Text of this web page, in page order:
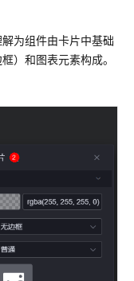
为组件由卡片中基础
）和图表元素构成。